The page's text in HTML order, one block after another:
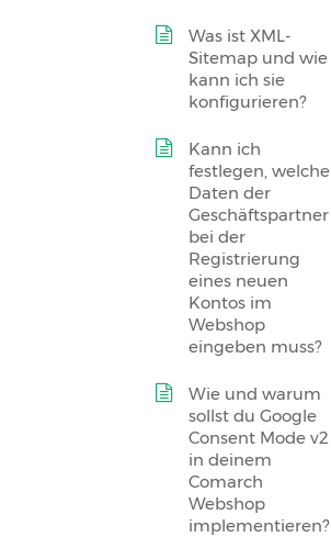
Was ist XML-
Sitemap und wie
kann ich sie
konfigurieren?
Kann ich
festlegen, welche
Daten der
Geschäftspartner
bei der
Registrierung
eines neuen
Kontos im
Webshop
eingeben muss?
Wie und warum
sollst du Google
Consent Mode v2
in deinem
Comarch
Webshop
implementieren?